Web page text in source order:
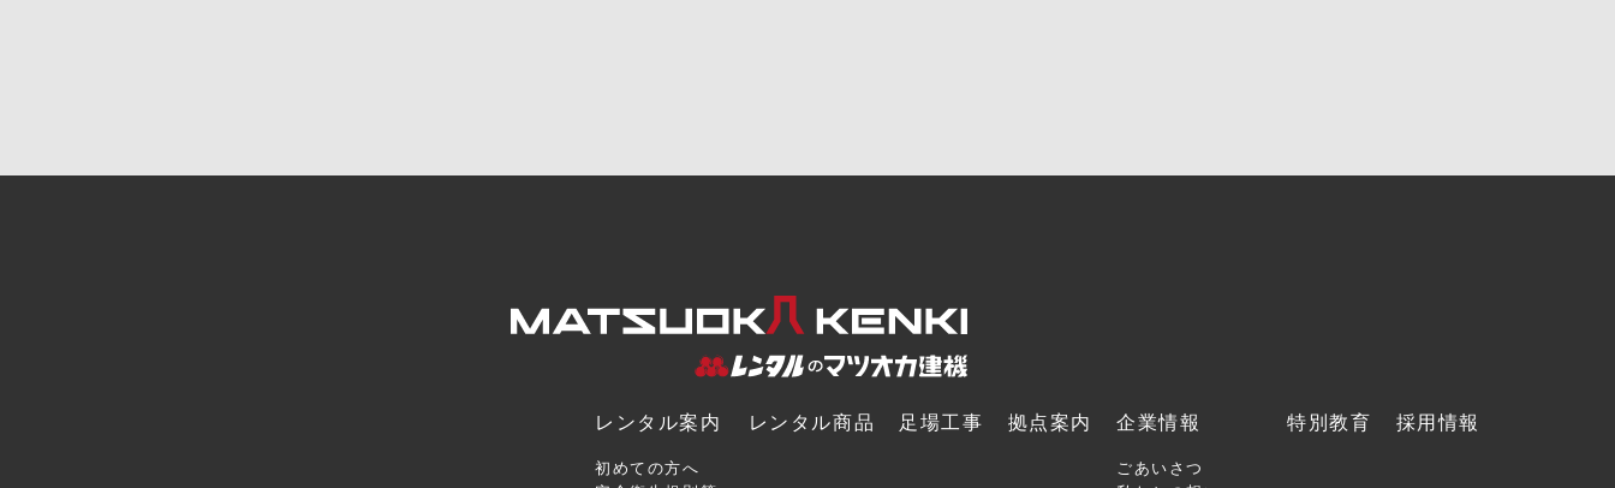
レンタル案内
初めての方へ
レンタル商品 足場工事 拠点案内 企業情報
ごあいさつ
特別教育 採用情報